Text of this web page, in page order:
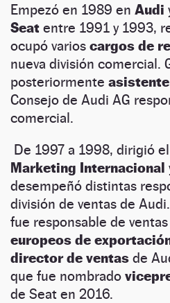
Empezó en 1989 en Audi
Seat entre 1991 y 1993,
ocupó varios cargos de
nueva división comercial.
posteriormente
Consejo de Audi AG
comercial.
De 1997 a 1998, dirigió
Marketing Internacional
desempeñó distintas
división de ventas de
fue responsable de
europeos de
director de ventas de
que fue nombrado
de Seat en 2016.